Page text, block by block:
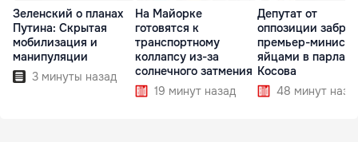
Зеленский о планах
Путина: Скрытая
мобилизация и
манипуляции
3 минуты назад
На Майорке
готовятся к
транспортному
коллапсу из-за
солнечного затмения
19 минут назад
Депутат от
оппозиции
премьер-
яйцами в
Косова
48 минут